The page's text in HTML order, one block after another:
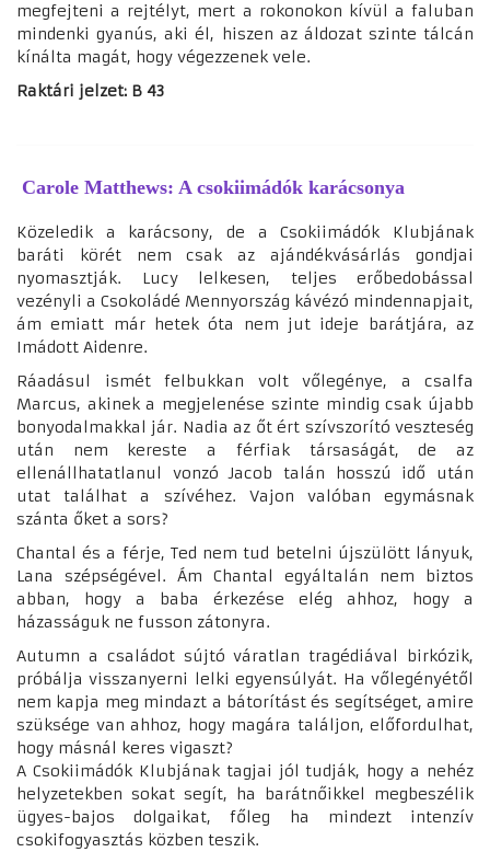
megfejteni a rejtélyt, mert a rokonokon kívül a faluban
mindenki gyanús, aki él, hiszen az áldozat szinte tálcán
kínálta magát, hogy végezzenek vele.
Raktári jelzet: B 43
Carole Matthews: A csokiimádók karácsonya
Közeledik a karácsony, de a Csokiimádók Klubjának
baráti körét nem csak az ajándékvásárlás gondjai
nyomasztják. Lucy lelkesen, teljes erőbedobással
vezényli a Csokoládé Mennyország kávézó mindennapjait,
ám emiatt már hetek óta nem jut ideje barátjára, az
Imádott Aidenre.
Ráadásul ismét felbukkan volt vőlegénye, a csalfa
Marcus, akinek a megjelenése szinte mindig csak újabb
bonyodalmakkal jár. Nadia az őt ért szívszorító veszteség
után nem kereste a férfiak társaságát, de az
ellenállhatatlanul vonzó Jacob talán hosszú idő után
utat találhat a szívéhez. Vajon valóban egymásnak
szánta őket a sors?
Chantal és a férje, Ted nem tud betelni újszülött lányuk,
Lana szépségével. Ám Chantal egyáltalán nem biztos
abban, hogy a baba érkezése elég ahhoz, hogy a
házasságuk ne fusson zátonyra.
Autumn a családot sújtó váratlan tragédiával birkózik,
próbálja visszanyerni lelki egyensúlyát. Ha vőlegényétől
nem kapja meg mindazt a bátorítást és segítséget, amire
szüksége van ahhoz, hogy magára találjon, előfordulhat,
hogy másnál keres vigaszt?
A Csokiimádók Klubjának tagjai jól tudják, hogy a nehéz
helyzetekben sokat segít, ha barátnőikkel megbeszélik
ügyes-bajos dolgaikat, főleg ha mindezt intenzív
csokifogyasztás közben teszik.